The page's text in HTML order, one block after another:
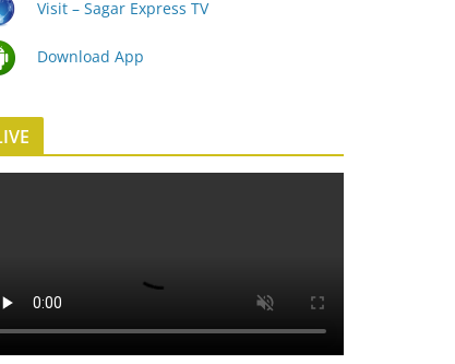
Visit – Sagar Express TV
Download App